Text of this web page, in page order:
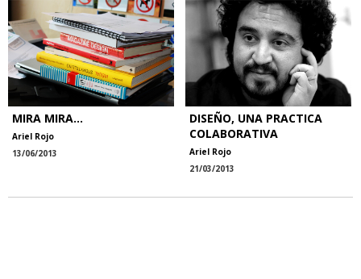
MIRA MIRA...
Ariel Rojo
13/06/2013
DISEÑO, UNA PRACTICA
COLABORATIVA
Ariel Rojo
21/03/2013